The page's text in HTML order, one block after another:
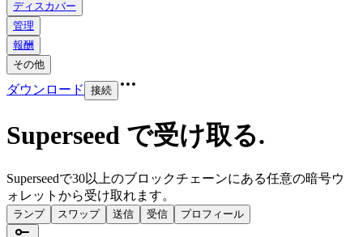
ディスカバー
管理
報酬
その他
ダウンロード 接続
Superseed で受け取る.
Superseedで30以上のブロックチェーンにある任意の暗号ウ
ォレットから受け取れます。
ランプ スワップ 送信 受信 プロフィール